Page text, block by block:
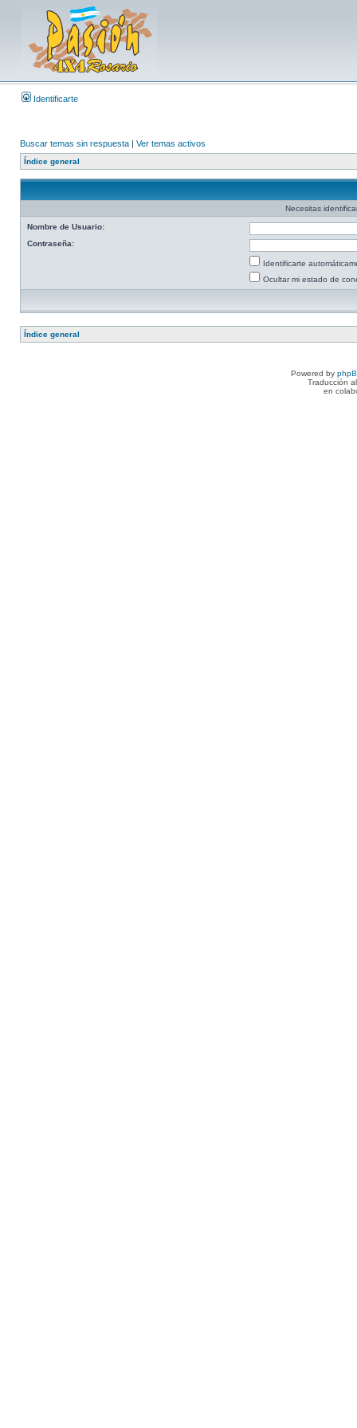
Identificarte
Buscar temas sin respuesta | Ver temas activos
Índice general
Necesitas
Nombre de Usuario:
Contraseña:
Identificarte
Ocultar mi estado de
Índice general
Powered by
Traducción
en